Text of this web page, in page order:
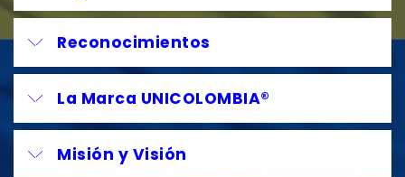
Reconocimientos
La Marca UNICOLOMBIA®
Misión y Visión